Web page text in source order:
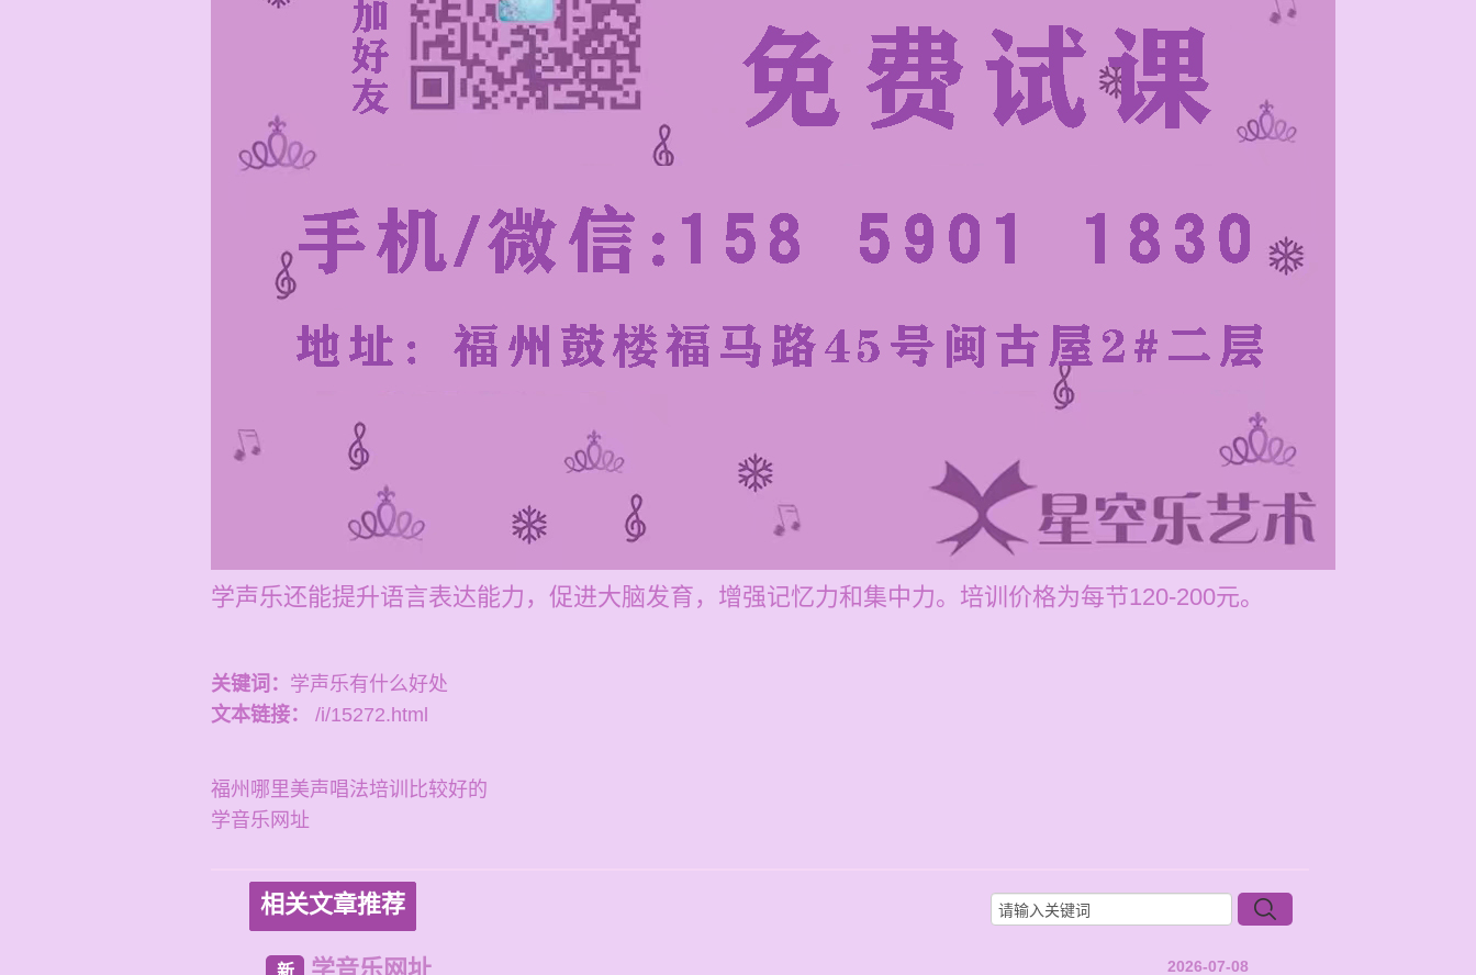
学声乐还能提升语言表达能力，促进大脑发育，增强记忆力和集中力。培训价格为每节120-200元。
关键词： 学声乐有什么好处
文本链接：
/i/15272.html
福州哪里美声唱法培训比较好的
学音乐网址
相关文章推荐
新 学音乐网址 2026-07-08